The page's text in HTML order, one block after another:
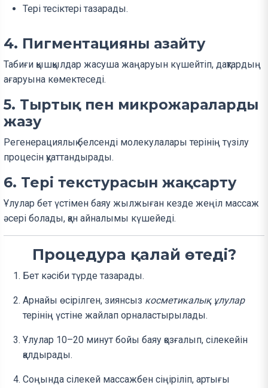
Тері тесіктері тазарады.
4. Пигментацияны азайту
Табиғи қышқылдар жасуша жаңаруын күшейтіп, дақтардың
ағаруына көмектеседі.
5. Тыртық пен микрожараларды
жазу
Регенерациялық белсенді молекулалары терінің түзілу
процесін қуаттандырады.
6. Тері текстурасын жақсарту
Ұлулар бет үстімен баяу жылжыған кезде жеңіл массаж
әсері болады, қан айналымы күшейеді.
Процедура қалай өтеді?
Бет кәсіби түрде тазарады.
Арнайы өсірілген, зиянсыз косметикалық ұлулар
терінің үстіне жайлап орналастырылады.
Ұлулар 10–20 минут бойы баяу қозғалып, сілекейін
қалдырады.
Соңында сілекей массажбен сіңіріліп, артығы